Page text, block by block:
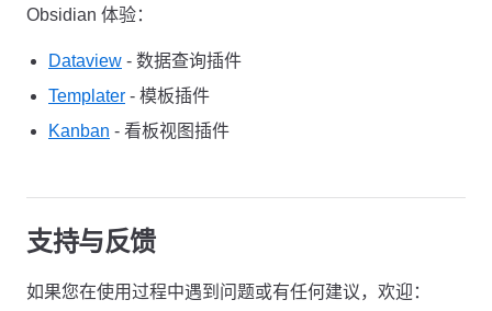
Obsidian 体验：
Dataview - 数据查询插件
Templater - 模板插件
Kanban - 看板视图插件
支持与反馈
如果您在使用过程中遇到问题或有任何建议，欢迎：